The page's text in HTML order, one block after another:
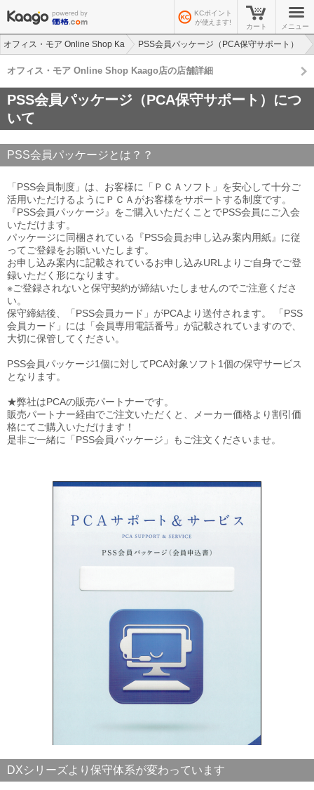
KCポイント
が使えます!
カート メニュー
オフィス・モア Online Shop Ka
PSS会員パッケージ（PCA保守サポート）
について
オフィス・モア Online Shop Kaago店の店舗詳細
PSS会員パッケージ（PCA保守サポート）につ
いて
PSS会員パッケージとは？？
「PSS会員制度」は、お客様に「ＰＣＡソフト」を安心して十分ご
活用いただけるようにＰＣＡがお客様をサポートする制度です。
『PSS会員パッケージ』をご購入いただくことでPSS会員にご入会
いただけます。
パッケージに同梱されている『PSS会員お申し込み案内用紙』に従
ってご登録をお願いいたします。
お申し込み案内に記載されているお申し込みURLよりご自身でご登
録いただく形になります。
※ご登録されないと保守契約が締結いたしませんのでご注意くださ
い。
保守締結後、「PSS会員カード」がPCAより送付されます。 「PSS
会員カード」には「会員専用電話番号」が記載されていますので、
大切に保管してください。
PSS会員パッケージ1個に対してPCA対象ソフト1個の保守サービス
となります。
★弊社はPCAの販売パートナーです。
販売パートナー経由でご注文いただくと、メーカー価格より割引価
格にてご購入いただけます！
是非ご一緒に「PSS会員パッケージ」もご注文くださいませ。
DXシリーズより保守体系が変わっています